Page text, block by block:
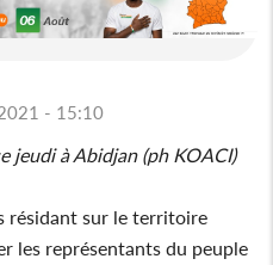
- 15:10
jeudi à Abidjan (ph KOACI)
résidant sur le territoire
les représentants du peuple